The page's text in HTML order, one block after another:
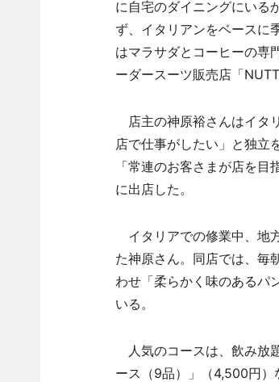
に自宅のダイニングにいる
ず、イタリアンをベースに
はマラサダとコーヒーの専
ーダースーツ販売店「
店主の神原裕さんはイタ
店で仕事がしたい」と独立
「常連のお客さまが店を
に出店した。
イタリアでの修業中、地
た神原さん。同店では、毎
わせ「柔らかく味のあるパ
いる。
人気のコースは、飲み放
ース（9品）」（4,500円）